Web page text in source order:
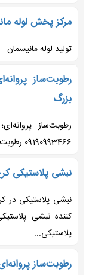
مرکز پخش لوله
تولید لوله مانیسمان
رطوبت‌ساز
بزرگ
رطوبت‌ساز
09190993466 رطوبت‌ساز پروانه‌ای دستگاهی صنعتی برای تولید...
نبشی پلاستیکی کرج
کننده نبشی
پلاستیکی...
رطوبت‌ساز